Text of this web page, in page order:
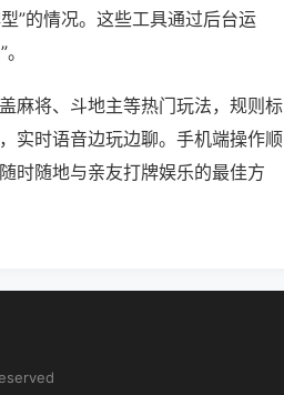
”的情况。这些工具通过后台运
麻将、斗地主等热门玩法，规则标
实时语音边玩边聊。手机端操作顺
时随地与亲友打牌娱乐的最佳方